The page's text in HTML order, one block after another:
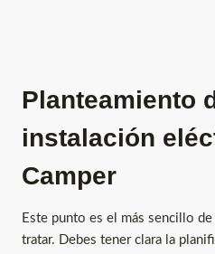
Planteamiento
instalación
Camper
Este punto es el más sencillo
tratar. Debes tener clara la